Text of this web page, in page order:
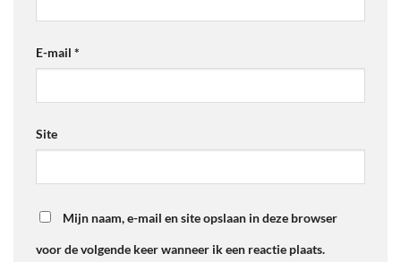
E-mail *
Site
Mijn naam, e-mail en site opslaan in deze browser
voor de volgende keer wanneer ik een reactie plaats.